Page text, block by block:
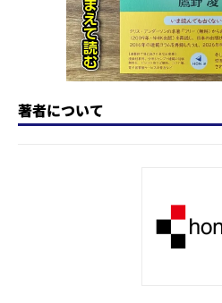
著者について